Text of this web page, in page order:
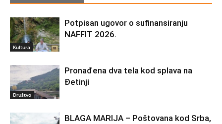
Kultura
Potpisan ugovor o sufinansiranju
NAFFIT 2026.
Društvo
Pronađena dva tela kod splava na
Đetinji
BLAGA MARIJA – Poštovana kod Srba,